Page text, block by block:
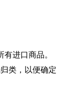
进口商品。
类，以便确定